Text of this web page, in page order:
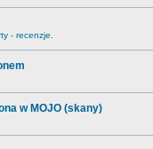
- recenzje.
w MOJO (skany)